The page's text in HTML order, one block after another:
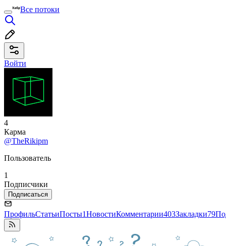
Все потоки
Войти
4
Карма
@TheRikipm
Пользователь
1
Подписчики
Подписаться
ПрофильСтатьиПосты1НовостиКомментарии403Закладки79